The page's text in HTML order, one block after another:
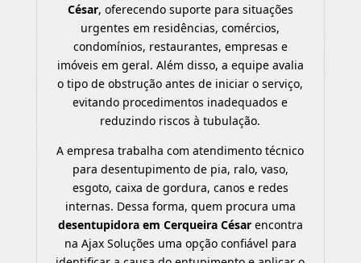
César, oferecendo suporte para situações
urgentes em residências, comércios,
condomínios, restaurantes, empresas e
imóveis em geral. Além disso, a equipe avalia
o tipo de obstrução antes de iniciar o serviço,
evitando procedimentos inadequados e
reduzindo riscos à tubulação.
A empresa trabalha com atendimento técnico
para desentupimento de pia, ralo, vaso,
esgoto, caixa de gordura, canos e redes
internas. Dessa forma, quem procura uma
desentupidora em Cerqueira Césarencontra
na Ajax Soluções uma opção confiável para